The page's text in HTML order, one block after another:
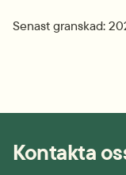
Senast granskad:
Kontakta